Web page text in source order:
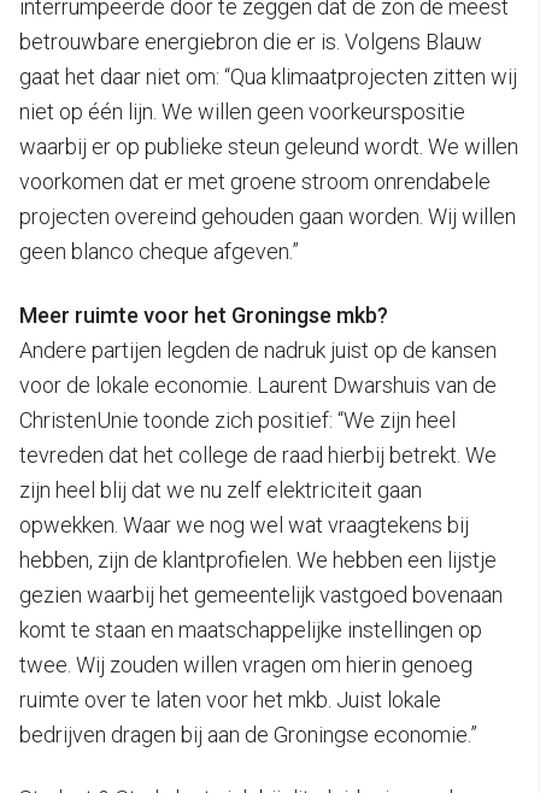
interrumpeerde door te zeggen dat de zon de meest
betrouwbare energiebron die er is. Volgens Blauw
gaat het daar niet om: “Qua klimaatprojecten zitten wij
niet op één lijn. We willen geen voorkeurspositie
waarbij er op publieke steun geleund wordt. We willen
voorkomen dat er met groene stroom onrendabele
projecten overeind gehouden gaan worden. Wij willen
geen blanco cheque afgeven.”
Meer ruimte voor het Groningse mkb?
Andere partijen legden de nadruk juist op de kansen
voor de lokale economie. Laurent Dwarshuis van de
ChristenUnie toonde zich positief: “We zijn heel
tevreden dat het college de raad hierbij betrekt. We
zijn heel blij dat we nu zelf elektriciteit gaan
opwekken. Waar we nog wel wat vraagtekens bij
hebben, zijn de klantprofielen. We hebben een lijstje
gezien waarbij het gemeentelijk vastgoed bovenaan
komt te staan en maatschappelijke instellingen op
twee. Wij zouden willen vragen om hierin genoeg
ruimte over te laten voor het mkb. Juist lokale
bedrijven dragen bij aan de Groningse economie.”